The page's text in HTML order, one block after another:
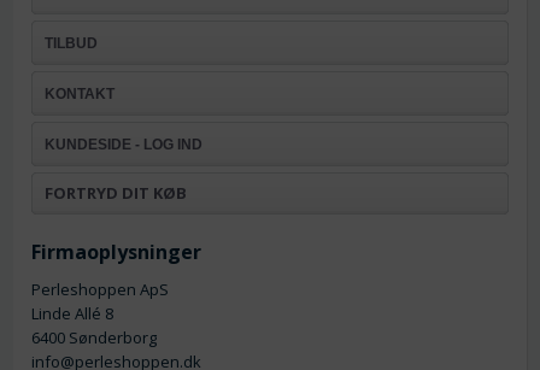
TILBUD
KONTAKT
KUNDESIDE - LOG IND
FORTRYD DIT KØB
Firmaoplysninger
Perleshoppen ApS
Linde Allé 8
6400 Sønderborg
info@perleshoppen.dk